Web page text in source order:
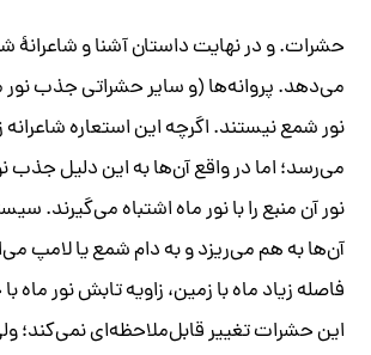
حشرات. و در نهایت داستان آشنا و شاعرانهٔ
می‌دهد. پروانه‌ها (و سایر حشراتی جذب
نور شمع نیستند. اگرچه این استعاره شاعرانه
می‌رسد؛ اما در واقع آن‌ها به این دلیل
نور آن منبع را با نور ماه اشتباه می‌گیرند.
آن‌ها به هم می‌ریزد و به دام شمع یا لامپ
فاصله زیاد ماه با زمین، زاویه تابش نور ماه
این حشرات تغییر قابل‌ملاحظه‌ای نمی‌کند؛